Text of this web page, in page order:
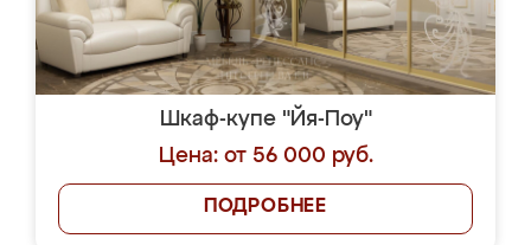
Шкаф-купе "Йя-Поу"
Цена: от 56 000 руб.
ПОДРОБНЕЕ